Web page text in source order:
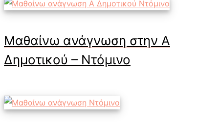
Μαθαίνω ανάγνωση στην Α
Δημοτικού – Ντόμινο